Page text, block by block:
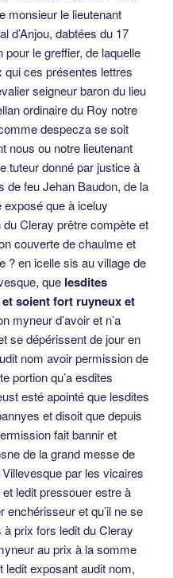
monsieur le lieutenant
d’Anjou, dabtées du 17
le greffier, de laquelle
qui ces présentes lettres
seigneur baron du lieu
ordinaire du Roy notre
despecza se soit
nous ou notre lieutenant
tuteur donné par justice à
de feu Jehan Baudon, de la
exposé que à iceluy
Cleray prêtre compète et
couverte de chaulme et
? en icelle sis au village de
que lesdites
soient fort ruyneux et
myneur d’avoir et n’a
se dépérissent de jour en
nom avoir permission de
portion qu’a esdites
esté apointé que lesdites
et disoit que depuis
fait bannir et
de la grand messe de
par les vicaires
ledit pressouer estre à
enchérisseur et qu’il ne se
prix fors ledit du Cleray
au prix à la somme
exposant audit nom,